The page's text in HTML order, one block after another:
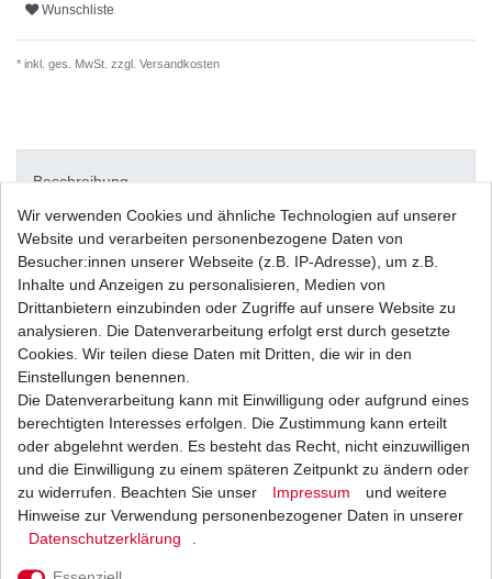
Wunschliste
* inkl. ges. MwSt. zzgl. Versandkosten
Beschreibung
Weitere Details
Neues
Ersatzteil
aus
japanischer
Wir verwenden Cookies und ähnliche Technologien auf unserer
Website und verarbeiten personenbezogene Daten von
Besucher:innen unserer Webseite (z.B. IP-Adresse), um z.B.
Inhalte und Anzeigen zu personalisieren, Medien von
Drittanbietern einzubinden oder Zugriffe auf unsere Website zu
analysieren. Die Datenverarbeitung erfolgt erst durch gesetzte
Cookies. Wir teilen diese Daten mit Dritten, die wir in den
Einstellungen benennen.
Die Datenverarbeitung kann mit Einwilligung oder aufgrund eines
berechtigten Interesses erfolgen. Die Zustimmung kann erteilt
oder abgelehnt werden. Es besteht das Recht, nicht einzuwilligen
und die Einwilligung zu einem späteren Zeitpunkt zu ändern oder
zu widerrufen. Beachten Sie unser
Impressum
und weitere
Hinweise zur Verwendung personenbezogener Daten in unserer
Daten­schutz­erklärung